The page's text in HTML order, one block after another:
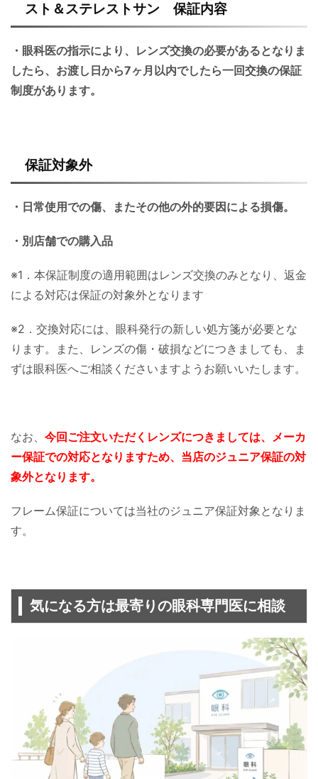
スト＆ステレストサン 保証内容
・眼科医の指示により、レンズ交換の必要があるとなりま
したら、お渡し日から7ヶ月以内でしたら一回交換の保証
制度があります。
保証対象外
・日常使用での傷、またその他の外的要因による損傷。
・別店舗での購入品
※1．本保証制度の適用範囲はレンズ交換のみとなり、返金
による対応は保証の対象外となります
※2．交換対応には、眼科発行の新しい処方箋が必要とな
ります。また、レンズの傷・破損などにつきましても、ま
ずは眼科医へご相談くださいますようお願いいたします。
なお、 今回ご注文いただくレンズにつきましては、メーカ
ー保証での対応となりますため、当店のジュニア保証の対
象外となります。
フレーム保証については当社のジュニア保証対象となりま
す。
気になる方は最寄りの眼科専門医に相談